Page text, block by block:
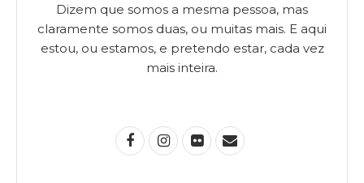
Dizem que somos a mesma pessoa, mas
claramente somos duas, ou muitas mais. E aqui
estou, ou estamos, e pretendo estar, cada vez
mais inteira.